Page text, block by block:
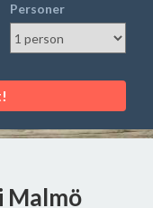
Personer
Malmö